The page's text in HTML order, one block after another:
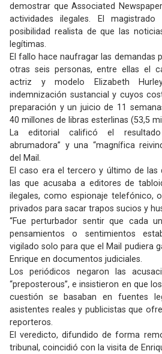
demostrar que Associated
actividades ilegales. El
posibilidad realista de que las
legítimas.
El fallo hace naufragar las demandas
otras seis personas, entre ellas el
actriz y modelo Elizabeth
indemnización sustancial y cuyos
preparación y un juicio de 11
40 millones de libras esterlinas (53,5
La editorial calificó el
abrumadora” y una “magnífica
del Mail.
El caso era el tercero y último de las
las que acusaba a editores de
ilegales, como espionaje telefónico,
privados para sacar trapos sucios y
“Fue perturbador sentir que cada
pensamientos o sentimientos
vigilado solo para que el Mail pudiera
Enrique en documentos judiciales.
Los periódicos negaron las
“preposterous”, e insistieron en que
cuestión se basaban en fuentes
asistentes reales y publicistas que
reporteros.
El veredicto, difundido de forma
tribunal, coincidió con la visita de